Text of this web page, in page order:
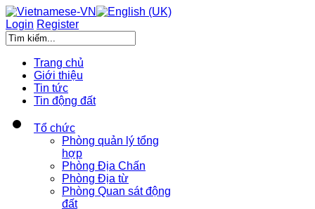
Login Register
Trang chủ
Giới thiệu
Tin tức
Tin động đất
Tổ chức
Phòng quản lý tổng
hợp
Phòng Địa Chấn
Phòng Địa từ
Phòng Quan sát động
đất